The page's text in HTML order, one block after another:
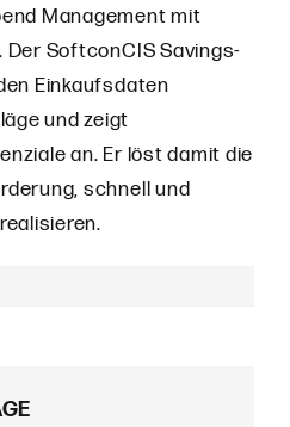
Management mit
Der SoftconCIS Savings-
Einkaufsdaten
und zeigt
an. Er löst damit die
schnell und